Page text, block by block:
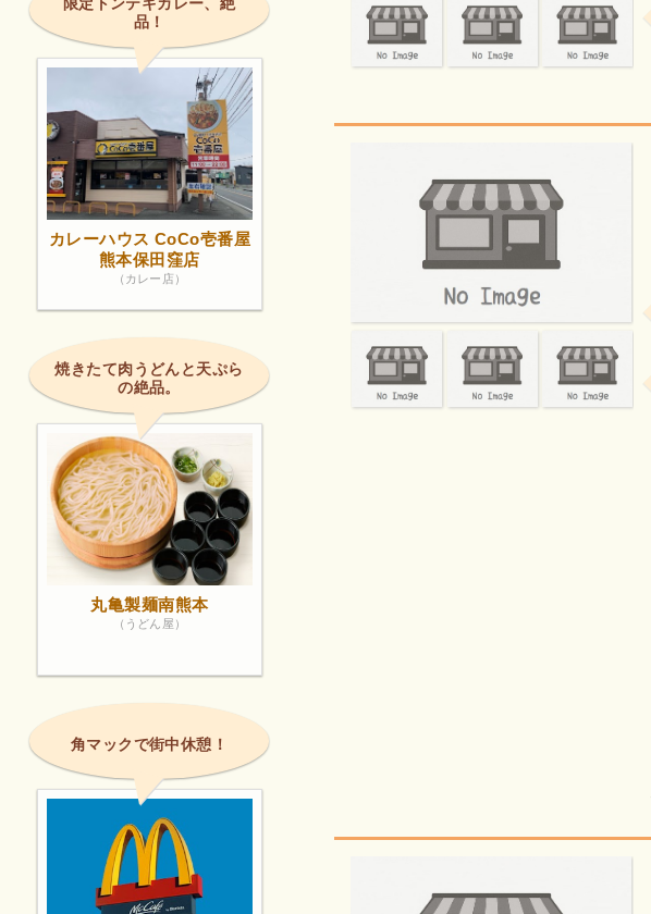
品！
カレーハウス CoCo壱番屋
熊本保田窪店
（カレー店）
焼きたて肉うどんと天ぷら
の絶品。
丸亀製麺南熊本
（うどん屋）
角マックで街中休憩！